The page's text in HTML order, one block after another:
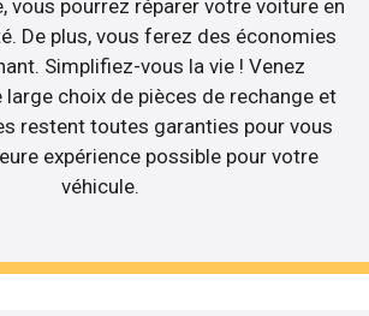
vous pourrez réparer votre voiture en
De plus, vous ferez des économies
Simplifiez-vous la vie ! Venez
choix de pièces de rechange et
restent toutes garanties pour vous
expérience possible pour votre
véhicule.